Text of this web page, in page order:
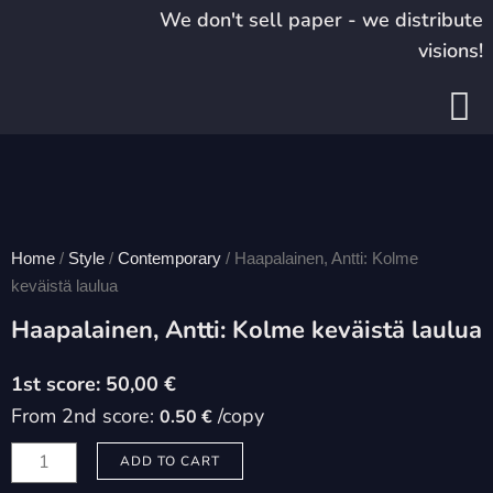
We don't sell paper - we distribute
visions!
Home / Style / Contemporary / Haapalainen, Antti: Kolme
keväistä laulua
Haapalainen, Antti: Kolme keväistä laulua
50,00 €
From 2nd score: 0.50 € /copy
Haapalainen,
Antti:
ADD TO CART